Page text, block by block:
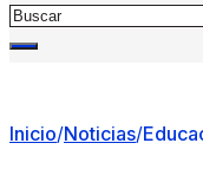
Buscar
Inicio/Noticias/